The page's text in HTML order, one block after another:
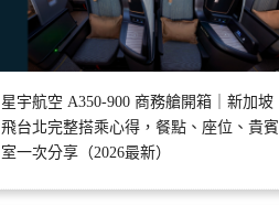
星宇航空 A350-900 商務艙開箱｜新加坡
飛台北完整搭乘心得，餐點、座位、貴賓
室一次分享（2026最新）